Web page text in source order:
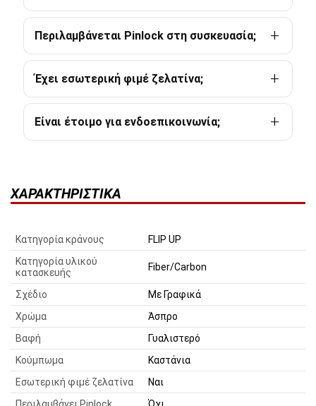
Περιλαμβάνεται Pinlock στη συσκευασία;
Έχει εσωτερική φιμέ ζελατίνα;
Είναι έτοιμο για ενδοεπικοινωνία;
ΧΑΡΑΚΤΗΡΙΣΤΙΚΆ
Κατηγορία κράνους
FLIP UP
Κατηγορία υλικού
κατασκευής
Fiber/Carbon
Σχέδιο
Με Γραφικά
Χρώμα
Άσπρο
Βαφή
Γυαλιστερό
Κούμπωμα
Καστάνια
Εσωτερική φιμέ ζελατίνα
Ναι